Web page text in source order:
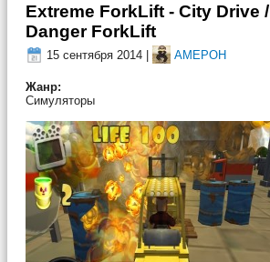
Extreme ForkLift - City Drive /
Danger ForkLift
15 сентября 2014 | AMEPOH
Жанр:
Симуляторы